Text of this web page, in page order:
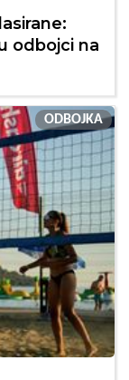
odbojci na
ODBOJKA